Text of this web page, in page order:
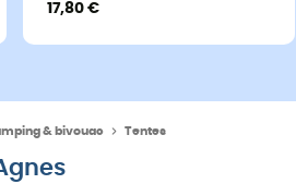
17,80 €
& bivouac Tentes